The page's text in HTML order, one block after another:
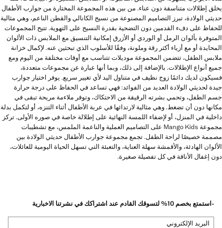
يخلق إطلالات متناسقة دون عناء. من بين هذه المجموعة المختارة من جوارب الأطفال
حديثي الولادة، تبرز التصاميم المصنوعة من نسيج الكانالي والقطن الناعم، وهي مثالية
للحفاظ على دفء القدمين دون التضحية بقدرة النسيج على التهوية. تتيح المجموعات
المتوفرة بألوان الرمل أو الوردي أو الأزرق إمكانية التنسيق مع الملابس ذات الألوان
المحايدة أو مع أزياء أكثر رقة وملونة، وفقًا للأسلوب الذي تبحثين عنه. لإكمال خزانة
ملابس الطفل، تتضمن المجموعة موديلات تتناسب مع أوقات مختلفة من اليوم ومع
جميع أنواع الإطلالات. بالإضافة إلى ذلك، وبما أنها عبارة عن مجموعات متعددة،
فسيكون لديك دائمًا زوج نظيف في متناول اليد لأي تغيير سريع. يوفر اختيار جوارب
جيدة لحديثي الولادة العديد من الفوائد: فهي تساعد في الحفاظ على درجة حرارة
جسم الطفل، وتحمي بشرته الرقيقة من الاحتكاك، وتوفر ملاءمة مريحة تبقى في
مكانها دون أن تضغط. وهي مثالية لارتدائها في عربة الأطفال أثناء التنزه، أو لتكمل بدلة
داخلية في المنزل، أو لإضفاء اللمسة النهائية على إطلالة خاصة في صوره الأولى. تركز
مجموعة Mango Kids على التصاميم العملية والناعمة الملمس، مع تشطيبات
مصممة خصيصًا لراحة الطفل. تجمع مجموعة جوارب الأطفال حديثي الولادة بين
الألوان الهادئة، والأقمشة سهلة العناية، والتعبئة التي تسهل الحياة اليومية للعائلات،
دون إغفال الأناقة في كل تفصيلة صغيرة.
-استمتع بخصم 10% لتسوقك القادم عند اشتراكك في نشرتنا الاخبارية
البريد الإلكتروني